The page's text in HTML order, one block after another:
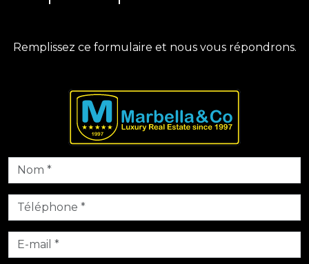
Remplissez ce formulaire et nous vous répondrons.